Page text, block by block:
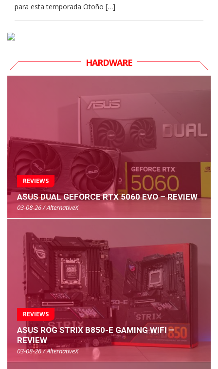
para esta temporada Otoño […]
HARDWARE
REVIEWS
ASUS DUAL GEFORCE RTX 5060 EVO – REVIEW
03-08-26 / AlternativeX
REVIEWS
ASUS ROG STRIX B850-E GAMING WIFI –
REVIEW
03-08-26 / AlternativeX